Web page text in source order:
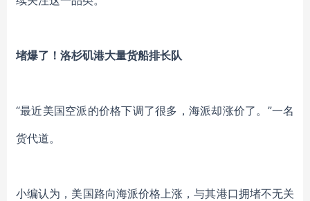
堵爆了！洛杉矶港大量货船排长队
“最近美国空派的价格下调了很多，海派却涨价了。”一名
货代道。
小编认为，美国路向海派价格上涨，与其港口拥堵不无关